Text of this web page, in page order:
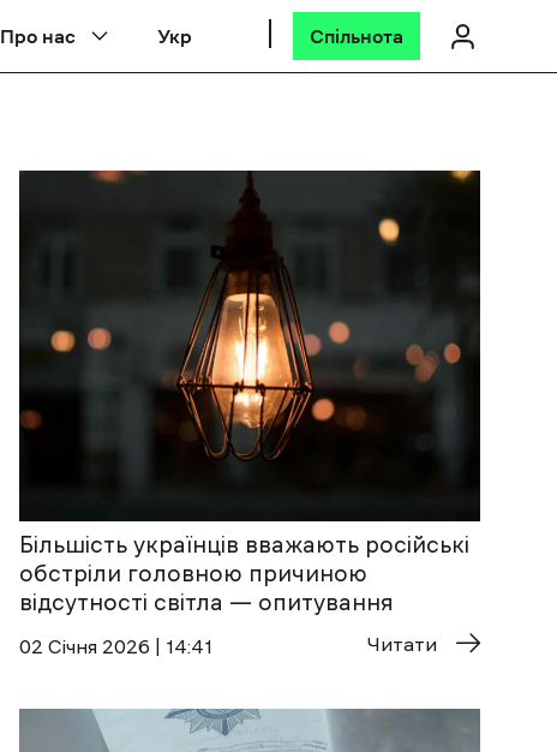
Про нас Укр Спільнота
Більшість українців вважають російські
обстріли головною причиною
відсутності світла — опитування
02 Січня 2026 | 14:41 Читати